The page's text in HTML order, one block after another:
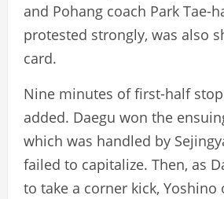
and Pohang coach Park Tae-
protested strongly, was also
card.
Nine minutes of first-half
added. Daegu won the
which was handled by
failed to capitalize. Then, as
to take a corner kick, Yoshino